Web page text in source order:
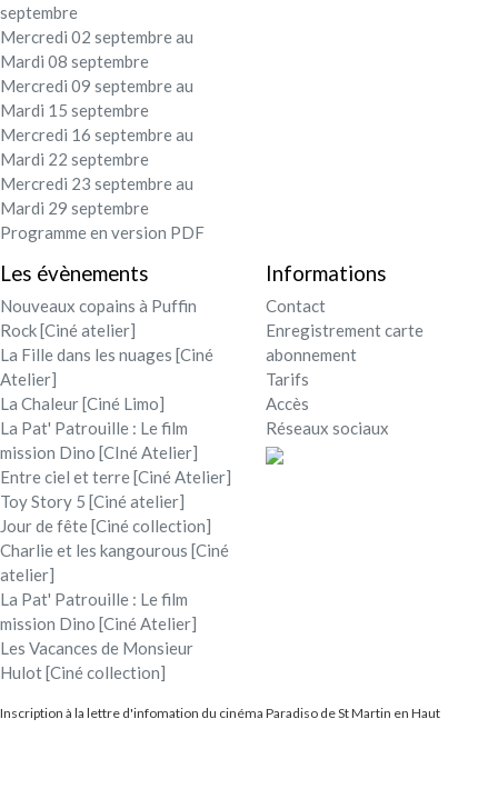
septembre
Mercredi 02 septembre au
Mardi 08 septembre
Mercredi 09 septembre au
Mardi 15 septembre
Mercredi 16 septembre au
Mardi 22 septembre
Mercredi 23 septembre au
Mardi 29 septembre
Programme en version PDF
Les évènements
Nouveaux copains à Puffin
Rock [Ciné atelier]
La Fille dans les nuages [Ciné
Atelier]
La Chaleur [Ciné Limo]
La Pat' Patrouille : Le film
mission Dino [CIné Atelier]
Entre ciel et terre [Ciné Atelier]
Toy Story 5 [Ciné atelier]
Jour de fête [Ciné collection]
Charlie et les kangourous [Ciné
atelier]
La Pat' Patrouille : Le film
mission Dino [Ciné Atelier]
Les Vacances de Monsieur
Hulot [Ciné collection]
Informations
Contact
Enregistrement carte
abonnement
Tarifs
Accès
Réseaux sociaux
Inscription à la lettre d'infomation du cinéma Paradiso de St Martin en Haut